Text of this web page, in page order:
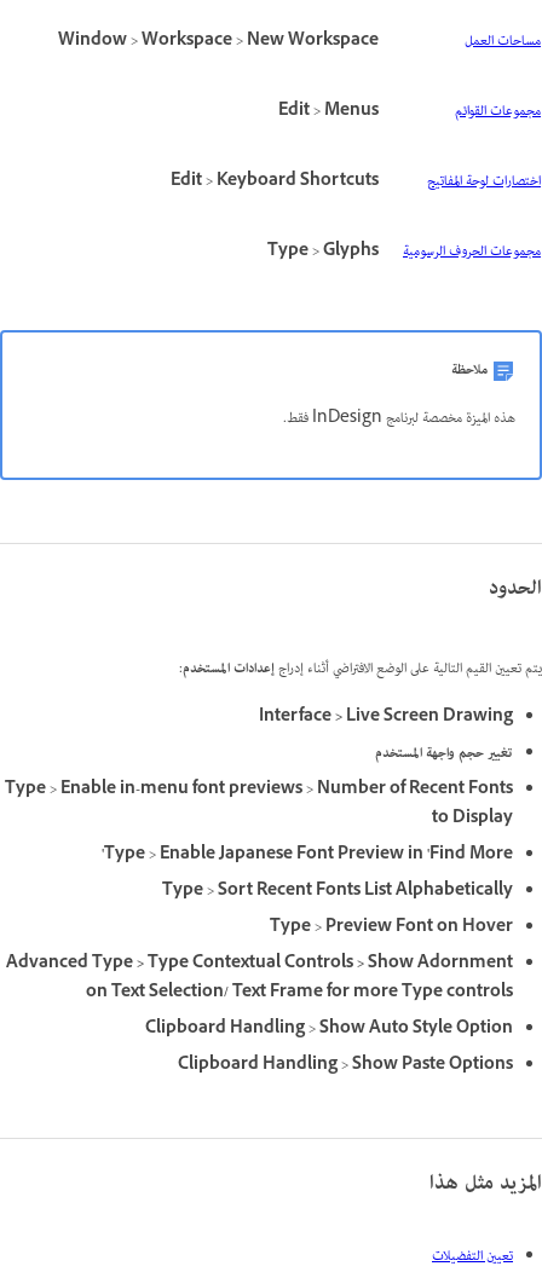
مساحات العمل Window>Workspace>New Workspace
مجموعات القوائم Edit>Menus
اختصارات لوحة المفاتيح Edit>Keyboard Shortcuts
مجموعات الحروف الرسومية Type>Glyphs
ملاحظة
هذه الميزة مخصصة لبرنامج InDesign فقط.
الحدود
يتم تعيين القيم التالية على الوضع الافتراضي أثناء إدراجإعدادات المستخدم:
Interface > Live Screen Drawing
تغيير حجم واجهة المستخدم
Type>Enable in-menu font previews>Number of Recent Fonts
to Display
Type>Enable Japanese Font Preview in 'Find More'
Type>Sort Recent Fonts List Alphabetically
Type>Preview Font on Hover
Advanced Type > Type Contextual Controls > Show Adornment
on Text Selection/ Text Frame for more Type controls
Clipboard Handling>Show Auto Style Option
Clipboard Handling>Show Paste Options
المزيد مثل هذا
تعيين التفضيلات